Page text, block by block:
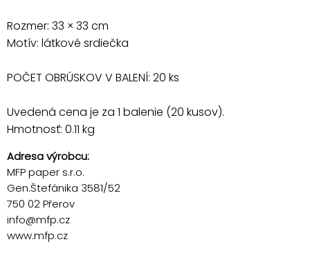
Rozmer: 33 × 33 cm
Motív: látkové srdiečka
POČET OBRÚSKOV V BALENÍ: 20 ks
Uvedená cena je za 1 balenie (20 kusov).
Hmotnosť: 0.11 kg
Adresa výrobcu:
MFP paper s.r.o.
Gen.Štefánika 3581/52
750 02 Přerov
info@mfp.cz
www.mfp.cz